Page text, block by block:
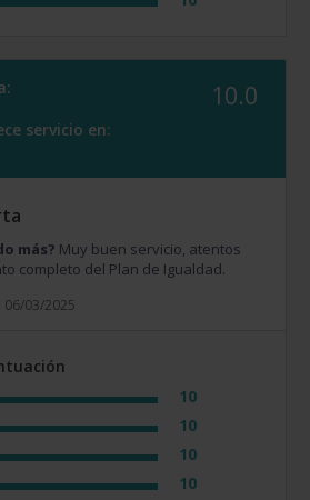
servicio en:
10.0
más? Muy buen servicio, atentos
completo del Plan de Igualdad.
03/2025
10
10
10
10